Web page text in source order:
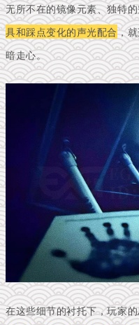
无所不在的镜像元素、独特
具和踩点变化的声光配合，
暗走心。
在这些细节的衬托下，玩家